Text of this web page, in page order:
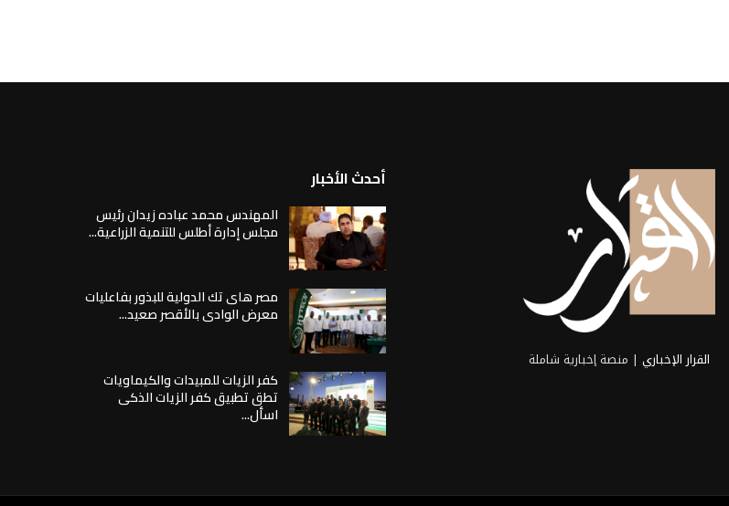
القرار الإخباري | منصة إخبارية شاملة
أحدث الأخبار
المهندس محمد عباده زيدان رئيس
مجلس إدارة أطلس للتنمية الزراعية...
مصر هاى تك الدولية للبذور بفاعليات
معرض الوادى بالأقصر صعيد...
كفر الزيات للمبيدات والكيماويات
تطق تطبيق كفر الزيات الذكى
اسأل...